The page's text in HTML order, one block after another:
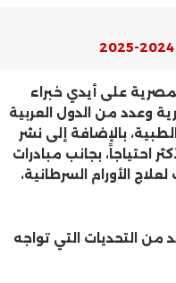
على أيدي خبراء
وعدد من الدول العربية
بالإضافة إلى نشر
احتياجاً، بجانب مبادرات
الأورام السرطانية،
التحديات التي تواجه